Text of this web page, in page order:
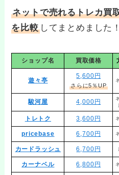
ネットで売れるトレカ買
を比較してまとめました！
ショップ名 買取価格
遊々亭
5,600円
さらに5％UP
駿河屋 4,000円
トレトク 3,600円
pricebase 6,700円
カードラッシュ 6,700円
カーナベル 6,800円